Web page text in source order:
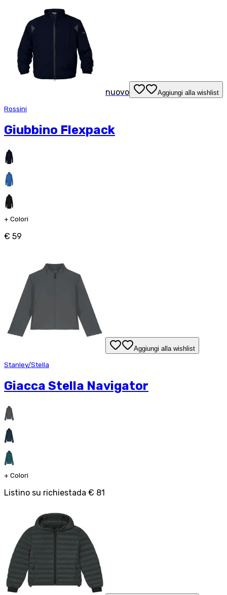
nuovo Aggiungi alla wishlist
Rossini
Giubbino Flexpack
+ Colori
€ 59
Aggiungi alla wishlist
Stanley/Stella
Giacca Stella Navigator
+ Colori
Listino su richiestada € 81